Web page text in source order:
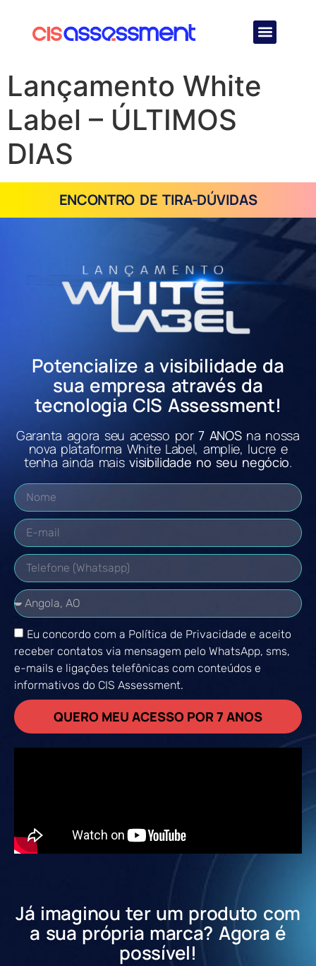
Lançamento White
Label – ÚLTIMOS
DIAS
ENCONTRO DE TIRA-DÚVIDAS
Potencialize a visibilidade da
sua empresa através da
tecnologia CIS Assessment!
Garanta agora seu acesso por7 ANOSna nossa
nova plataforma White Label, amplie, lucre e
tenha ainda maisvisibilidade no seu negócio.
Eu concordo com a Política de Privacidade e aceito
receber contatos via mensagem pelo WhatsApp, sms,
e-mails e ligações telefônicas com conteúdos e
informativos do CIS Assessment.
QUERO MEU ACESSO POR 7 ANOS
Já imaginou ter um produto com
a sua própria marca? Agora é
possível!